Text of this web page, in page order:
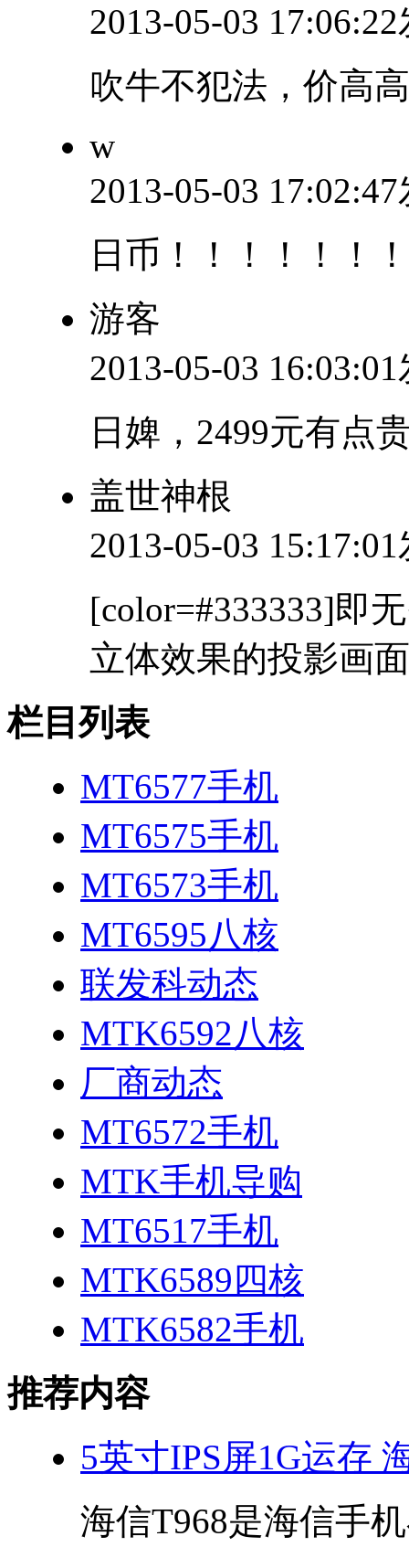
2013-05-03
吹牛不犯法，价高
w
2013-05-03
日币！！！！！！
游客
2013-05-03
日婢，2499元有点
盖世神根
2013-05-03
[color=#333333]即
立体效果的投影画
栏目列表
MT6577手机
MT6575手机
MT6573手机
MT6595八核
联发科动态
MTK6592八核
厂商动态
MT6572手机
MTK手机导购
MT6517手机
MTK6589四核
MTK6582手机
推荐内容
5英寸IPS屏1G运存
海信T968是海信手